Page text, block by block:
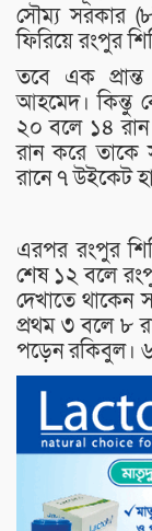
সৌম্য সরকার
ফিরিয়ে রংপুর
তবে এক
আহমেদ। কিন্তু
২০ বলে ১৪
রান করে তাকে
রানে ৭ উইকেট
এরপর রংপুর
শেষ ১২ বলে
দেখাতে থাকেন
প্রথম ৩ বলে ৮
পড়েন রকিবুল।